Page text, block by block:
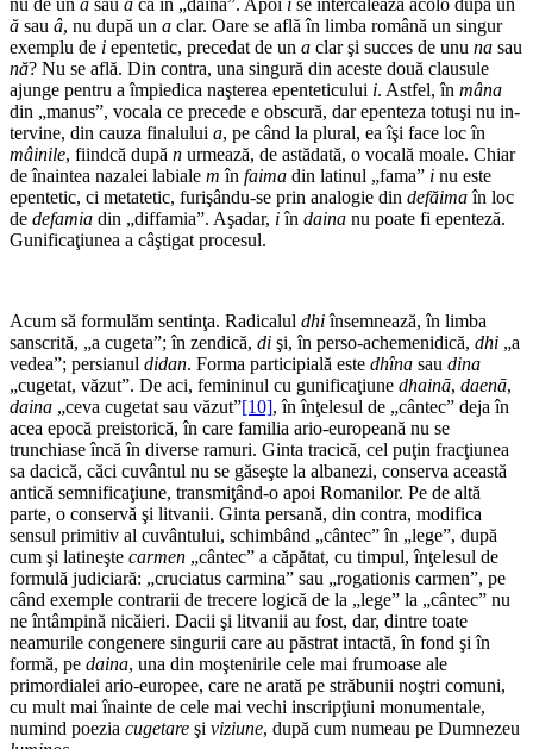
nu de un a sau ă ca în „daina”. Apoi i se intercalează acolo după un
ă sau â, nu după un a clar. Oare se află în limba română un singur
exemplu de i epentetic, precedat de un a clar şi succes de unu na sau
nă? Nu se află. Din contra, una sin­gură din aceste două clausule
ajunge pentru a împiedica naşterea epenteticului i. Astfel, în mâna
din „manus”, vocala ce precede e obscură, dar epenteza totuşi nu in­
tervine, din cauza finalului a, pe când la plural, ea îşi face loc în
mâinile, fiindcă după n urmează, de astădată, o vocală moale. Chiar
de înaintea nazalei labiale m în faima din latinul „fama” i nu este
epentetic, ci metatetic, furişându-se prin analogie din defăimaîn loc
de defamia din „diffamia”. Aşadar, iîn daina nu poate fi epenteză.
Gunificaţiunea a câştigat procesul.
Acum să formulăm sentinţa. Radicalul dhiînsemnează, în limba
sanscrită, „a cugeta”; în zendică, di şi, în perso-achemenidică, dhi „a
vedea”; persianul didan. Forma participială este dhîna sau dina
„cugetat, văzut”. De aci, femininul cu gunificaţiune dhainā, daenā,
daina „ceva cugetat sau văzut”[10], în înţelesul de „cântec” deja în
acea epocă preistorică, în care familia ario-europeană nu se
trunchiase încă în diverse ramuri. Ginta tracică, cel puţin fracţiunea
sa dacică, căci cuvântul nu se găseşte la albanezi, conserva această
antică semnificaţiune, transmiţând-o apoi Romanilor. Pe de altă
parte, o conservă şi litvanii. Ginta persană, din contra, modifica
sensul primitiv al cuvântului, schimbând „cântec” în „lege”, după
cum şi latineşte carmen „cântec” a căpătat, cu timpul, înţelesul de
formulă judiciară: „cruciatus carmina” sau „rogationis carmen”, pe
când exemple contrarii de trecere logică de la „lege” la „cântec” nu
ne întâmpină nicăieri. Dacii şi litvanii au fost, dar, dintre toate
neamurile congenere singurii care au păstrat intactă, în fond şi în
formă, pe daina, una din moştenirile cele mai frumoase ale
primordialei ario-europee, care ne arată pe străbunii noştri comuni,
cu mult mai înainte de cele mai vechi inscripţiuni mo­numentale,
numind poezia cugetare şi viziune, după cum numeau pe Dumnezeu